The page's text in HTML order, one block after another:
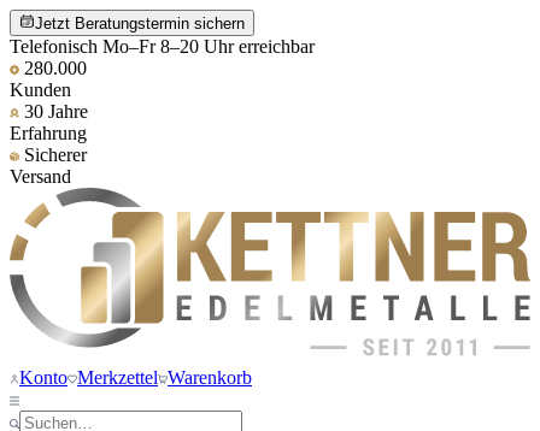
Jetzt Beratungstermin sichern
Telefonisch Mo–Fr 8–20 Uhr erreichbar
280.000
Kunden
30 Jahre
Erfahrung
Sicherer
Versand
Konto Merkzettel Warenkorb